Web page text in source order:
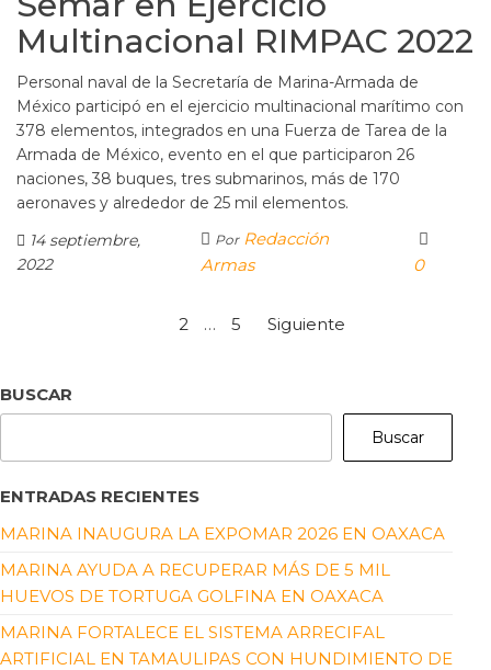
Multinacional RIMPAC 2022
Personal naval de la Secretaría de Marina-Armada de
México participó en el ejercicio multinacional marítimo con
378 elementos, integrados en una Fuerza de Tarea de la
Armada de México, evento en el que participaron 26
naciones, 38 buques, tres submarinos, más de 170
aeronaves y alrededor de 25 mil elementos.
14 septiembre,
2022
Por Redacción
Armas
0
2 … 5 Siguiente
BUSCAR
Buscar
ENTRADAS RECIENTES
MARINA INAUGURA LA EXPOMAR 2026 EN OAXACA
MARINA AYUDA A RECUPERAR MÁS DE 5 MIL
HUEVOS DE TORTUGA GOLFINA EN OAXACA
MARINA FORTALECE EL SISTEMA ARRECIFAL
ARTIFICIAL EN TAMAULIPAS CON HUNDIMIENTO DE